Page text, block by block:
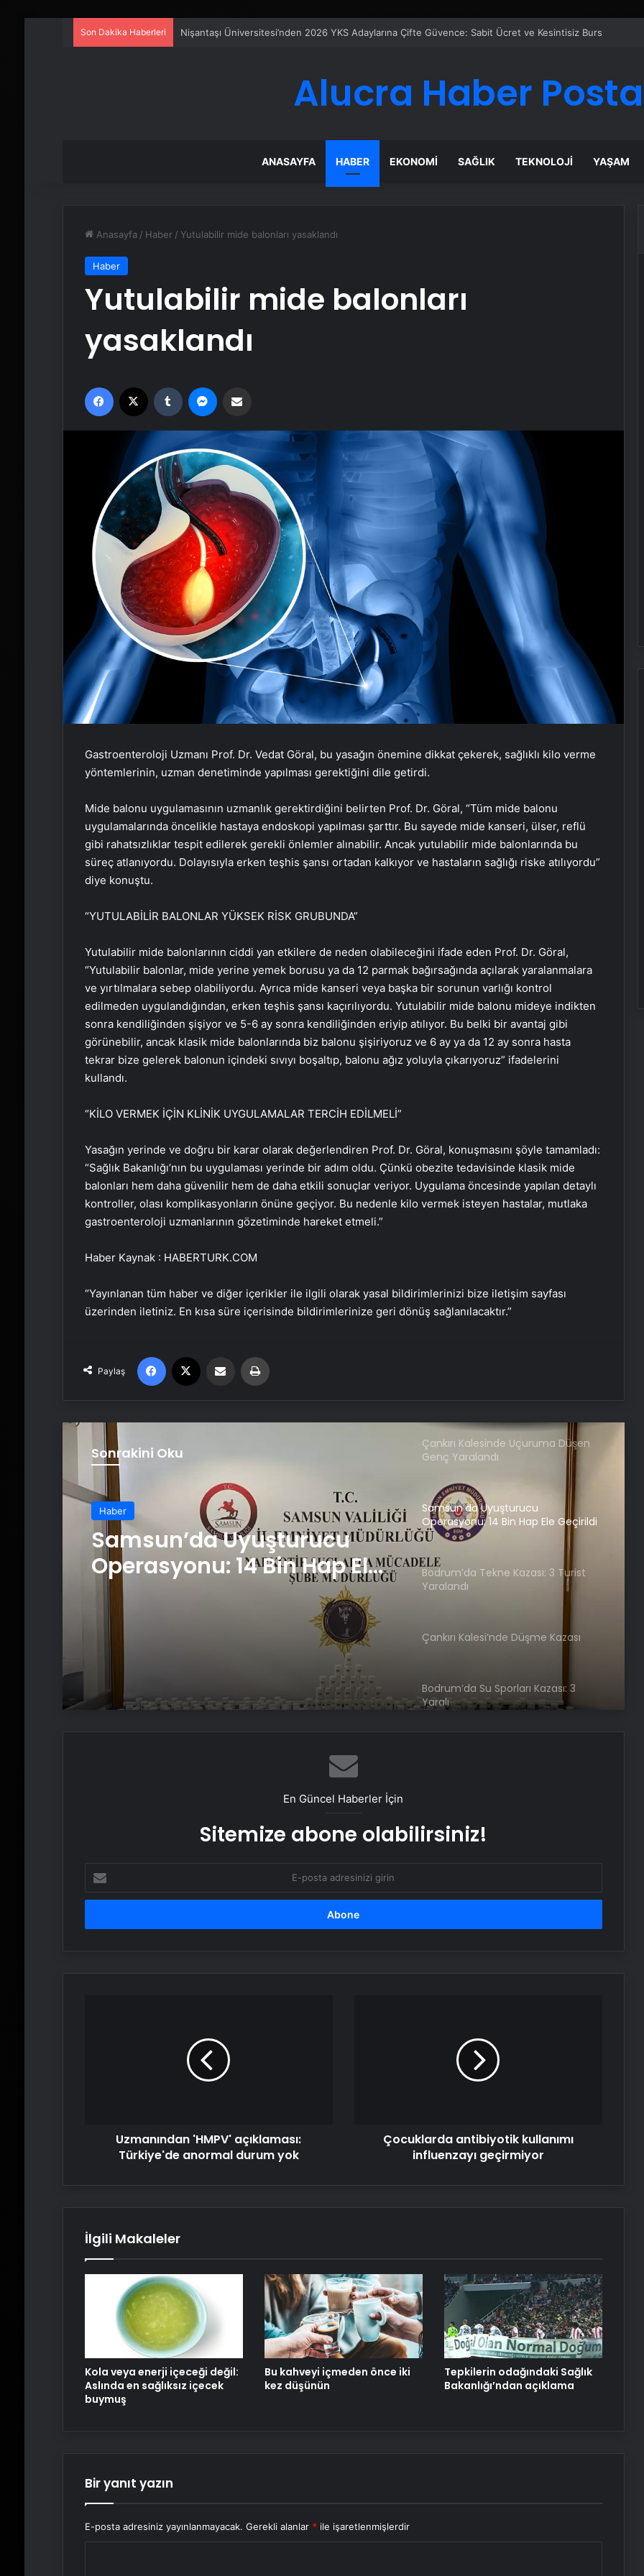
Son Dakika Haberleri Serjoy : Dijital Medya Ajansı, Google Reklam Ajansı, SEO Ajansı ve Web Tasarım Ajansı
Alucra Haber
ANASAYFA HABER EKONOMI SAĞLIK TEKNOLOJI YAŞAM
Anasayfa / Haber / Yutulabilir mide balonları yasaklandı
Haber
Yutulabilir mide balonları
yasaklandı
Facebook Tumblr
Gastroenteroloji Uzmanı Prof. Dr. Vedat Göral, bu yasağın önemine dikkat çekerek, sağlıklı kilo verme
yöntemlerinin, uzman denetiminde yapılması gerektiğini dile getirdi.
Mide balonu uygulamasının uzmanlık gerektirdiğini belirten Prof. Dr. Göral, “Tüm mide balonu
uygulamalarında öncelikle hastaya endoskopi yapılması şarttır. Bu sayede mide kanseri, ülser, reflü
gibi rahatsızlıklar tespit edilerek gerekli önlemler alınabilir. Ancak yutulabilir mide balonlarında bu
süreç atlanıyordu. Dolayısıyla erken teşhis şansı ortadan kalkıyor ve hastaların sağlığı riske atılıyordu”
diye konuştu.
“YUTULABİLİR BALONLAR YÜKSEK RİSK GRUBUNDA”
Yutulabilir mide balonlarının ciddi yan etkilere de neden olabileceğini ifade eden Prof. Dr. Göral,
“Yutulabilir balonlar, mide yerine yemek borusu ya da 12 parmak bağırsağında açılarak yaralanmalara
ve yırtılmalara sebep olabiliyordu. Ayrıca mide kanseri veya başka bir sorunun varlığı kontrol
edilmeden uygulandığından, erken teşhis şansı kaçırılıyordu. Yutulabilir mide balonu mideye indikten
sonra kendiliğinden şişiyor ve 5-6 ay sonra kendiliğinden eriyip atılıyor. Bu belki bir avantaj gibi
görünebilir, ancak klasik mide balonlarında biz balonu şişiriyoruz ve 6 ay ya da 12 ay sonra hasta
tekrar bize gelerek balonun içindeki sıvıyı boşaltıp, balonu ağız yoluyla çıkarıyoruz” ifadelerini
kullandı.
“KİLO VERMEK İÇİN KLİNİK UYGULAMALAR TERCİH EDİLMELİ”
Yasağın yerinde ve doğru bir karar olarak değerlendiren Prof. Dr. Göral, konuşmasını şöyle tamamladı:
“Sağlık Bakanlığı’nın bu uygulaması yerinde bir adım oldu. Çünkü obezite tedavisinde klasik mide
balonları hem daha güvenilir hem de daha etkili sonuçlar veriyor. Uygulama öncesinde yapılan detaylı
kontroller, olası komplikasyonların önüne geçiyor. Bu nedenle kilo vermek isteyen hastalar, mutlaka
gastroenteroloji uzmanlarının gözetiminde hareket etmeli.”
Haber Kaynak : HABERTURK.COM
“Yayınlanan tüm haber ve diğer içerikler ile ilgili olarak yasal bildirimlerinizi bize iletişim sayfası
üzerinden iletiniz. En kısa süre içerisinde bildirimlerinize geri dönüş sağlanılacaktır.”
Paylaş
Facebook Email'den paylaş
Sonrakini Oku
Haber
Samsun’da Uyuşturucu
Operasyonu: 14 Bin Hap Ele
Geçirildi
Datça Açıklarında 6.0 Büyüklüğünde
Deprem
Uzmanlara göre partnerinizin ses
Çankırı Kalesinde Uçuruma Düşen
Genç Yaralandı
Samsun’da Uyuşturucu
Operasyonu: 14 Bin Hap Ele Geçirildi
Bodrum’da Tekne Kazası: 3 Turist
Yaralandı
Çankırı Kalesi’nde Düşme Kazası
Bodrum’da Su Sporları Kazası: 3
Yaralı
Uzmanlara göre partnerinizin ses
Çankırı Kalesinde Uçuruma Düşen
Genç Yaralandı
Operasyonu: 14 Bin Hap Ele Geçirildi
Bodrum’da Su Sporları Kazası: 3
Yaralı
En Güncel Haberler İçin
Sitemize abone olabilirsiniz!
posta
adresinizi
Uzmanından 'HMPV' açıklaması:
Türkiye'de anormal durum yok
Çocuklarda antibiyotik kullanımı
influenzayı geçirmiyor
İlgili Makaleler
Kola veya enerji içeceği değil:
Aslında en sağlıksız içecek
buymuş
Bu kahveyi içmeden önce iki
kez düşünün
Tepkilerin odağındaki Sağlık
Bakanlığı’ndan açıklama
Bir yanıt yazın
E-posta adresiniz yayınlanmayacak. Gerekli alanlar * ile işaretlenmişlerdir